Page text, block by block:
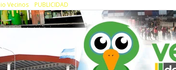
Vecinos PUBLICIDAD